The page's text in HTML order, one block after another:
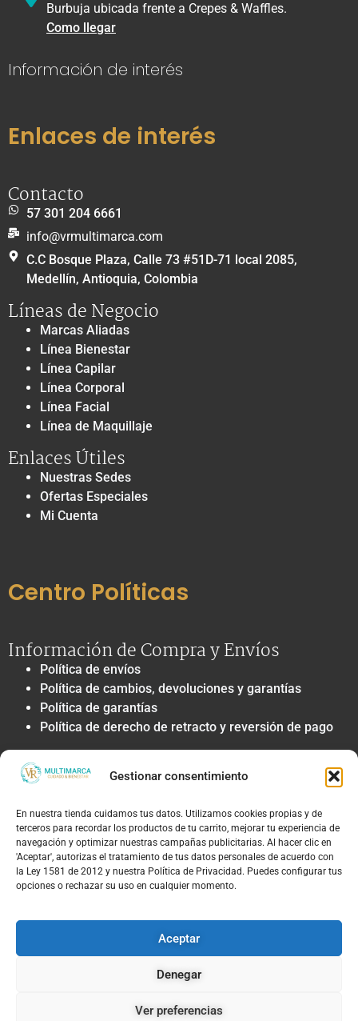
Gestionar consentimiento
En nuestra tienda cuidamos tus datos. Utilizamos cookies propias y de
terceros para recordar los productos de tu carrito, mejorar tu experiencia de
navegación y optimizar nuestras campañas publicitarias. Al hacer clic en
'Aceptar', autorizas el tratamiento de tus datos personales de acuerdo con
la Ley 1581 de 2012 y nuestra Política de Privacidad. Puedes configurar tus
opciones o rechazar su uso en cualquier momento.
Aceptar
Denegar
Ver preferencias
Burbuja ubicada frente a Crepes & Waffles.
Como llegar
Información de interés
Enlaces de interés
Contacto
57 301 204 6661
info@vrmultimarca.com
C.C Bosque Plaza, Calle 73 #51D-71 local 2085,
Medellín, Antioquia, Colombia
Líneas de Negocio
Marcas Aliadas
Línea Bienestar
Línea Capilar
Línea Corporal
Línea Facial
Línea de Maquillaje
Enlaces Útiles
Nuestras Sedes
Ofertas Especiales
Mi Cuenta
Centro Políticas
Información de Compra y Envíos
Política de envíos
Política de cambios, devoluciones y garantías
Política de garantías
Política de derecho de retracto y reversión de pago
Privacidad y Tratamiento de Datos
Política de privacidad y tratamiento de datos
Autorización de contacto, marketing y
comunicaciones comerciales
Política de cookies
Términos Legales y Soporte
Política de PQRS y atención al cliente
© 2026, TIENDAS VR MULTIMARCAS S.A.S | NIT: